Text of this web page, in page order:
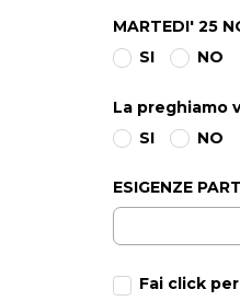
MARTEDI' 25
SI
NO
La preghiamo
SI
NO
ESIGENZE
Fai click